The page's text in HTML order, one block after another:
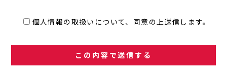
個人情報の取扱いについて、同意の上送信します。